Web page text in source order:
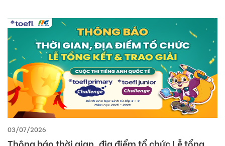
03/07/2026
Thông báo thời gian, địa điểm tổ chức Lễ tổng